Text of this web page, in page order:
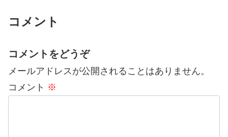
コメント
コメントをどうぞ
メールアドレスが公開されることはありません。
コメント ※